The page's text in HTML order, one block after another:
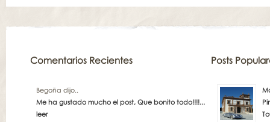
Comentarios Recientes
Begoña dijo..
Me ha gustado mucho el post, Que bonito todo!!!!...
leer
Posts